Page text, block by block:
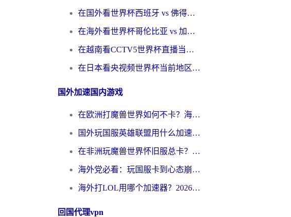
在国外看世界杯西班牙 vs 佛得角无法播放？这篇指南帮你解锁所有中文体育直播
在海外看世界杯哥伦比亚 vs 加纳当前IP受限制？这篇指南帮你流畅看中文解说赛事
在越南看CCTV5世界杯直播当前IP受限制？海外党体育观赛终极指南来了
在日本看央视频世界杯当前地区不可播放？海外党体育观赛终极指南
国外加速国内游戏
在欧洲打魔兽世界如何不卡？海外玩家的国服游戏加速终极攻略
国外玩国服英雄联盟用什么加速器好？海外党亲测有效的国服游戏加速指南
在非洲玩魔兽世界怀旧服总卡？别慌，这份指南帮你丝滑开荒
海外党必看：玩国服卡到心态崩？少女前线云图计划加速器免费推荐+碧蓝航线足球世界流畅攻略
海外打LOL用哪个加速器？2026实用指南：从延迟到设备适配，一篇解决你的国服游戏痛点
回国代理vpn